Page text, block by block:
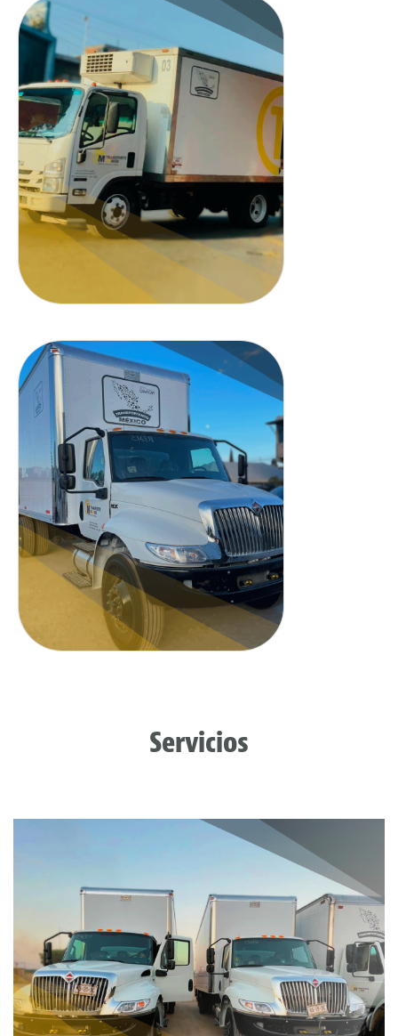
Tipo cabover con caja
refrigerada con rampa
hidráulica.
Cajas cerradas: 43.68 mts.
Cubicos / 8 toneladas
Servicios